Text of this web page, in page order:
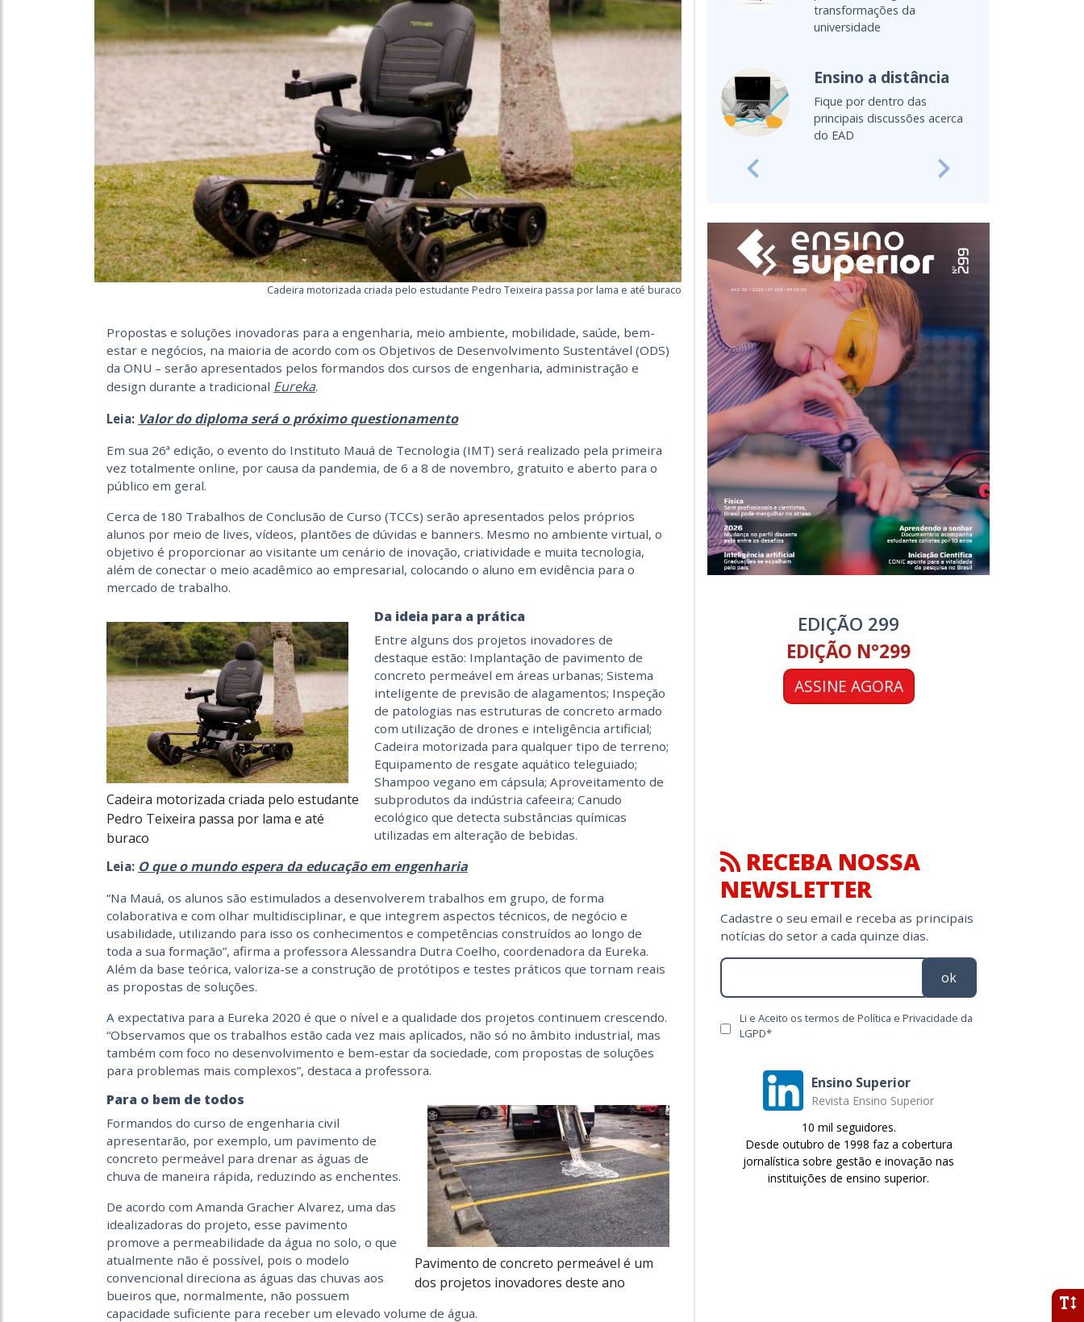
Cadeira motorizada criada pelo estudante Pedro Teixeira passa por lama e até buraco
Propostas e soluções inovadoras para a engenharia, meio ambiente, mobilidade, saúde, bem-
estar e negócios, na maioria de acordo com os Objetivos de Desenvolvimento Sustentável (ODS)
da ONU – serão apresentados pelos formandos dos cursos de engenharia, administração e
design durante a tradicional Eureka.
Leia: Valor do diploma será o próximo questionamento
Em sua 26ª edição, o evento do Instituto Mauá de Tecnologia (IMT) será realizado pela primeira
vez totalmente online, por causa da pandemia, de 6 a 8 de novembro, gratuito e aberto para o
público em geral.
Cerca de 180 Trabalhos de Conclusão de Curso (TCCs) serão apresentados pelos próprios
alunos por meio de lives, vídeos, plantões de dúvidas e banners. Mesmo no ambiente virtual, o
objetivo é proporcionar ao visitante um cenário de inovação, criatividade e muita tecnologia,
além de conectar o meio acadêmico ao empresarial, colocando o aluno em evidência para o
mercado de trabalho.
Cadeira motorizada criada pelo estudante
Pedro Teixeira passa por lama e até
buraco
Da ideia para a prática
Entre alguns dos projetos inovadores de
destaque estão: Implantação de pavimento de
concreto permeável em áreas urbanas; Sistema
inteligente de previsão de alagamentos; Inspeção
de patologias nas estruturas de concreto armado
com utilização de drones e inteligência artificial;
Cadeira motorizada para qualquer tipo de terreno;
Equipamento de resgate aquático teleguiado;
Shampoo vegano em cápsula; Aproveitamento de
subprodutos da indústria cafeeira; Canudo
ecológico que detecta substâncias químicas
utilizadas em alteração de bebidas.
Leia: O que o mundo espera da educação em engenharia
“Na Mauá, os alunos são estimulados a desenvolverem trabalhos em grupo, de forma
colaborativa e com olhar multidisciplinar, e que integrem aspectos técnicos, de negócio e
usabilidade, utilizando para isso os conhecimentos e competências construídos ao longo de
toda a sua formação”, afirma a professora Alessandra Dutra Coelho, coordenadora da Eureka.
Além da base teórica, valoriza-se a construção de protótipos e testes práticos que tornam reais
as propostas de soluções.
A expectativa para a Eureka 2020 é que o nível e a qualidade dos projetos continuem crescendo.
“Observamos que os trabalhos estão cada vez mais aplicados, não só no âmbito industrial, mas
também com foco no desenvolvimento e bem-estar da sociedade, com propostas de soluções
para problemas mais complexos”, destaca a professora.
Pavimento de concreto permeável é um
dos projetos inovadores deste ano
Para o bem de todos
Formandos do curso de engenharia civil
apresentarão, por exemplo, um pavimento de
concreto permeável para drenar as águas de
chuva de maneira rápida, reduzindo as enchentes.
De acordo com Amanda Gracher Alvarez, uma das
idealizadoras do projeto, esse pavimento
promove a permeabilidade da água no solo, o que
atualmente não é possível, pois o modelo
convencional direciona as águas das chuvas aos
bueiros que, normalmente, não possuem
capacidade suficiente para receber um elevado volume de água.
aprendizagem, metodologias
ativas e avaliação
Previous
EDIÇÃO N°299
ASSINE AGORA
NEWSLETTER
Cadastre o seu email e receba as principais
notícias do setor a cada quinze dias.
Li e Aceito os termos de Política e Privacidade da
LGPD*
10 mil seguidores.
Desde outubro de 1998 faz a cobertura
jornalística sobre gestão e inovação nas
instituições de ensino superior.